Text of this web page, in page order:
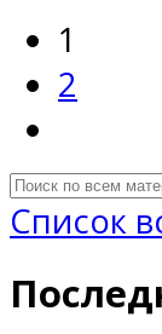
1
2
Список